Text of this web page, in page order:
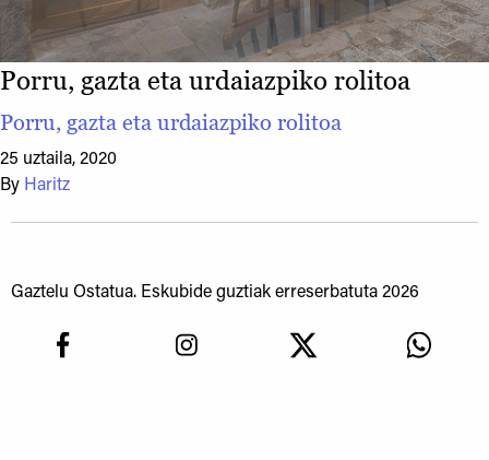
Porru, gazta eta urdaiazpiko rolitoa
Porru, gazta eta urdaiazpiko rolitoa
25 uztaila, 2020
By Haritz
Gaztelu Ostatua. Eskubide guztiak erreserbatuta 2026